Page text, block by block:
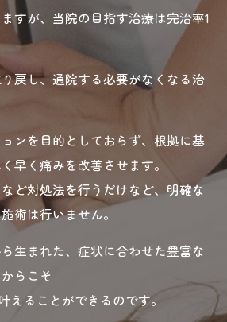
すが、当院の目指す治療は完治率1
戻し、通院する必要がなくなる治
ンを目的としておらず、根拠に基
早く痛みを改善させます。
ど対処法を行うだけなど、明確な
術は行いません。
生まれた、症状に合わせた豊富な
らこそ
えることができるのです。